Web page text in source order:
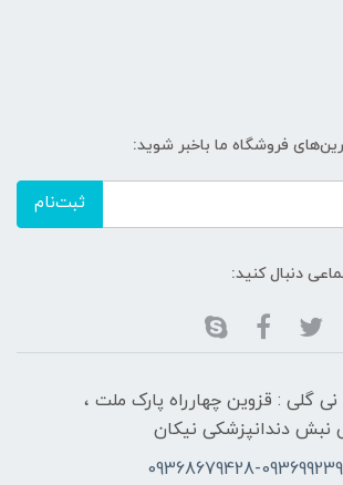
فروشگاه ما باخبر شوید:
ثبت‌نام
دنبال کنید:
گلی : قزوین چهارراه پارک ملت ،
نبش دندانپزشکی نیکان
09368679428-